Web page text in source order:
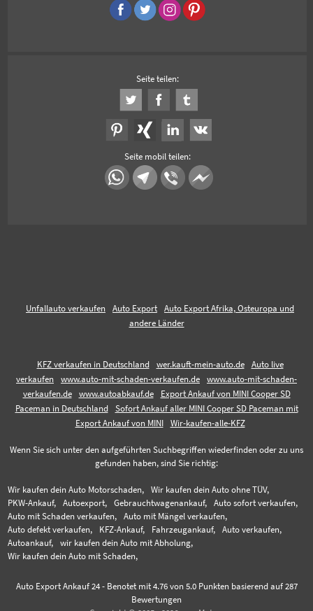
Seite teilen:
Seite mobil teilen:
Unfallauto verkaufen Auto Export
Auto Export Afrika, Osteuropa und
andere Länder
KFZ verkaufen in Deutschland wer.kauft-mein-auto.de
Auto live
verkaufen
www.auto-mit-schaden-verkaufen.de
www.auto-mit-schaden-
verkaufen.de
www.autoabkauf.de
Export Ankauf von MINI Cooper SD
Paceman in Deutschland
Sofort Ankauf aller MINI Cooper SD Paceman mit
Export Ankauf von MINI
Wir-kaufen-alle-KFZ
Wenn Sie sich unter den aufgeführten Suchbegriffen wiederfinden oder zu uns
gefunden haben, sind Sie richtig:
Wir kaufen dein Auto Motorschaden,
Wir kaufen dein Auto ohne TÜV,
PKW-Ankauf,
Autoexport, Gebrauchtwagenankauf,
Auto sofort verkaufen,
Auto mit Schaden verkaufen,
Auto mit Mängel verkaufen,
Auto defekt verkaufen,
KFZ-Ankauf, Fahrzeugankauf,
Auto verkaufen,
Autoankauf,
wir kaufen dein Auto mit Abholung,
Wir kaufen dein Auto mit Schaden,
Auto Export Ankauf 24- Benotet mit 4.76von 5.0 Punkten basierend auf 287
Bewertungen